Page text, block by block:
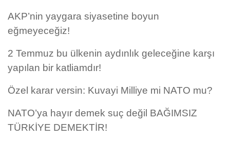
AKP’nin yaygara siyasetine boyun
eğmeyeceğiz!
2 Temmuz bu ülkenin aydınlık geleceğine karşı
yapılan bir katliamdır!
Özel karar versin: Kuvayi Milliye mi NATO mu?
NATO’ya hayır demek suç değil BAĞIMSIZ
TÜRKİYE DEMEKTİR!